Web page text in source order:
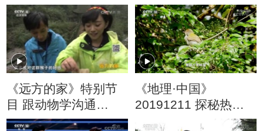
《远方的家》特别节
目 跟动物学沟通
20160808
《地理·中国》
20191211 探秘热带